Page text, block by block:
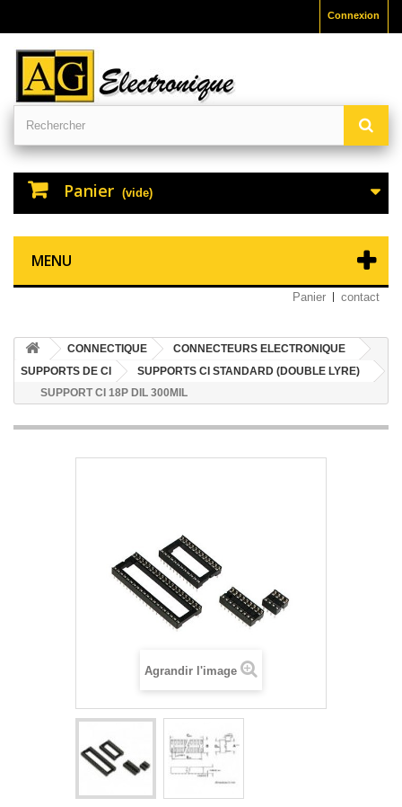
Connexion
Panier (vide)
MENU
Panier contact
CONNECTIQUE
CONNECTEURS ELECTRONIQUE
SUPPORTS DE CI
SUPPORTS CI STANDARD (DOUBLE LYRE)
SUPPORT CI 18P DIL 300MIL
Agrandir l'image